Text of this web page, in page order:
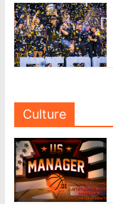
Culture